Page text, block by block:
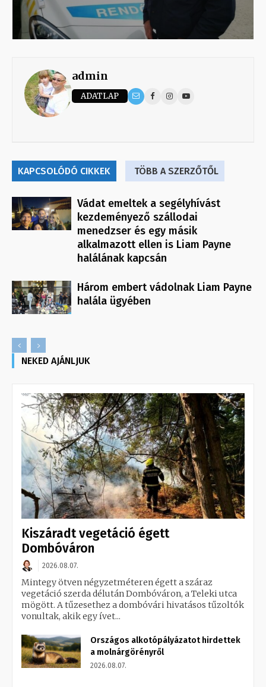
admin
ADATLAP
KAPCSOLÓDÓ CIKKEK TÖBB A SZERZŐTŐL
Vádat emeltek a segélyhívást
kezdeményező szállodai
menedzser és egy másik
alkalmazott ellen is Liam Payne
halálának kapcsán
Három embert vádolnak Liam Payne
halála ügyében
NEKED AJÁNLJUK
Kiszáradt vegetáció égett
Dombóváron
2026.08.07.
Mintegy ötven négyzetméteren égett a száraz
vegetáció szerda délután Dombóváron, a Teleki utca
mögött. A tűzesethez a dombóvári hivatásos tűzoltók
vonultak, akik egy ívet...
Országos alkotópályázatot hirdettek
a molnárgörényről
2026.08.07.